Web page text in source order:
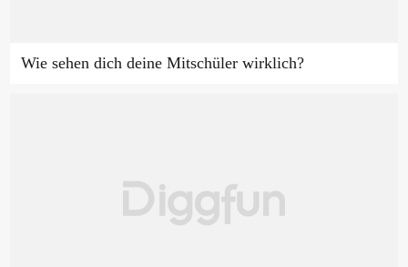
Wie sehen dich deine Mitschüler wirklich?